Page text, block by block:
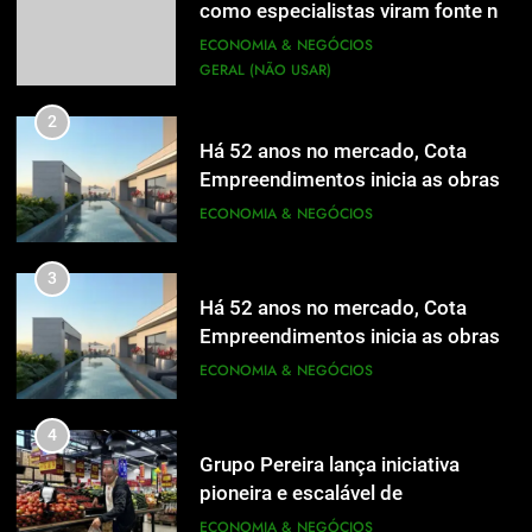
Ex-apresentadora do SBT explica
como especialistas viram fonte na
2
Há 52 anos no mercado, Cota
Empreendimentos inicia as obras
3
Há 52 anos no mercado, Cota
Empreendimentos inicia as obras
4
Grupo Pereira lança iniciativa
como especialistas viram fonte na
mídia
ECONOMIA & NEGÓCIOS
GERAL (NÃO USAR)
2
Há 52 anos no mercado, Cota
Empreendimentos inicia as obras
do Cota 365 e apresenta uma nova
ECONOMIA & NEGÓCIOS
3
Há 52 anos no mercado, Cota
Empreendimentos inicia as obras
do Cota 365 e apresenta uma nova
ECONOMIA & NEGÓCIOS
4
Grupo Pereira lança iniciativa
pioneira e escalável de
aproveitamento de frutas, legumes
ECONOMIA & NEGÓCIOS